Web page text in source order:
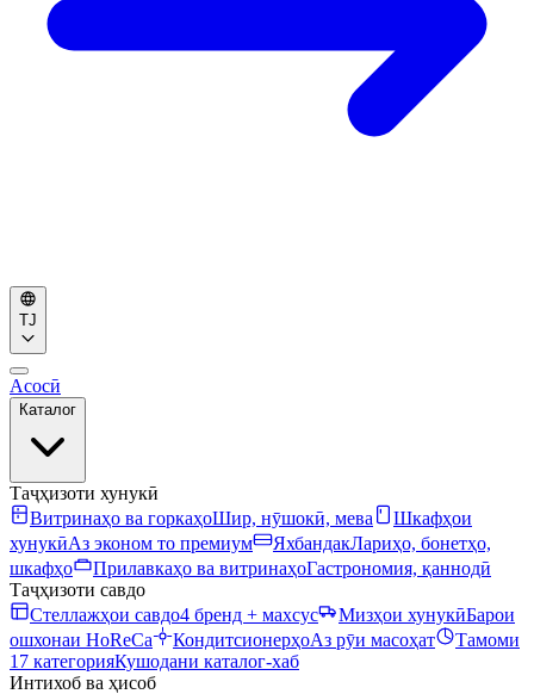
TJ
Асосӣ
Каталог
Таҷҳизоти хунукӣ
Витринаҳо ва горкаҳоШир, нӯшокӣ, мева
Шкафҳои
хунукӣАз эконом то премиум ЯхбандакЛариҳо, бонетҳо,
шкафҳо
Прилавкаҳо ва витринаҳоГастрономия, қаннодӣ
Таҷҳизоти савдо
Стеллажҳои савдо4 бренд + махсус Мизҳои хунукӣБарои
ошхонаи HoReCa
КондитсионерҳоАз рӯи масоҳат
Тамоми
17 категорияКушодани каталог-хаб
Интихоб ва ҳисоб